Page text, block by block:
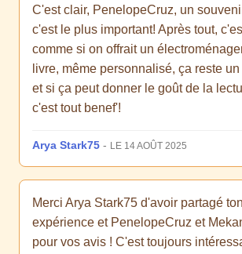
C'est clair, PenelopeCruz, un
c'est le plus important! Après tout,
comme si on offrait un
livre, même personnalisé, ça reste
et si ça peut donner le goût de la
c'est tout benef'!
Arya Stark75 - LE 14 AOÛT 2025
Merci Arya Stark75 d'avoir partagé ton
expérience et PenelopeCruz et
pour vos avis ! C'est toujours